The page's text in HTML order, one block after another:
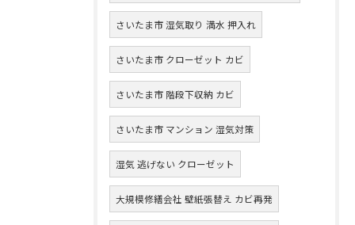
さいたま市 湿気取り 満水 押入れ
さいたま市 クローゼット カビ
さいたま市 階段下収納 カビ
さいたま市 マンション 湿気対策
湿気 逃げない クローゼット
大規模修繕会社 壁紙張替え カビ再発